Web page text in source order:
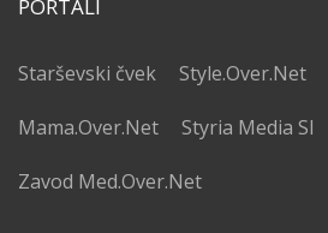
PORTALI
Starševski čvek Style.Over.Net
Mama.Over.Net Styria Media SI
Zavod Med.Over.Net